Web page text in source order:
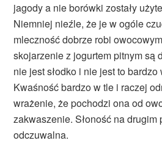
jagody a nie borówki zostały
Niemniej nieźle, że je w ogóle
mleczność dobrze robi
skojarzenie z jogurtem pitnym są
nie jest słodko i nie jest to bardzo
Kwaśność bardzo w tle i raczej
wrażenie, że pochodzi ona od
zakwaszenie. Słoność na drugim
odczuwalna.